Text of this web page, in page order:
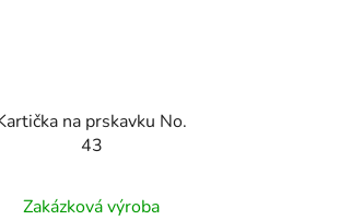
na prskavku No.
43
Zakázková výroba